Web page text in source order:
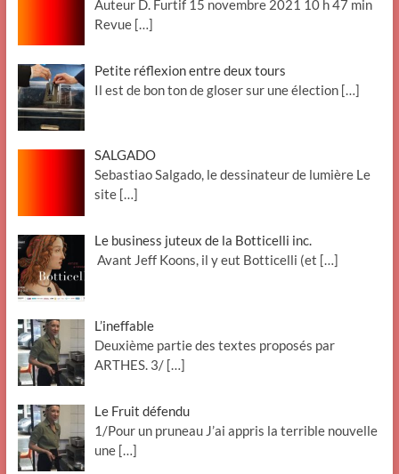
Auteur D. Furtif 15 novembre 2021 10 h 47 min
Revue […]
Petite réflexion entre deux tours
Il est de bon ton de gloser sur une élection […]
SALGADO
Sebastiao Salgado, le dessinateur de lumière Le
site […]
Le business juteux de la Botticelli inc.
Avant Jeff Koons, il y eut Botticelli (et […]
L’ineffable
Deuxième partie des textes proposés par
ARTHES. 3/ […]
Le Fruit défendu
1/Pour un pruneau J’ai appris la terrible nouvelle
une […]